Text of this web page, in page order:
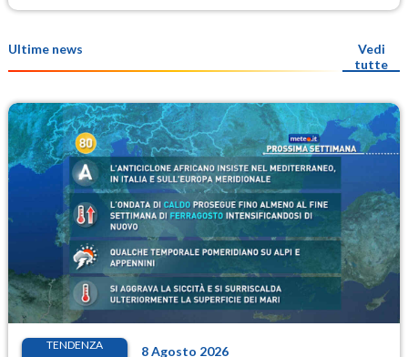
Ultime news
Vedi
tutte
TENDENZA 8 Agosto 2026